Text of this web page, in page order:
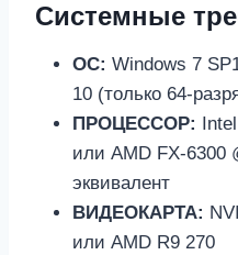
Системные
ОС: Windows 7
10 (только 64-
ПРОЦЕССОР:
или AMD FX-6300
эквивалент
ВИДЕОКАРТА:
или AMD R9 270